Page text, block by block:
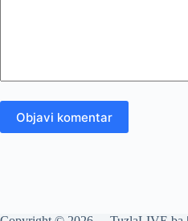
Objavi komentar